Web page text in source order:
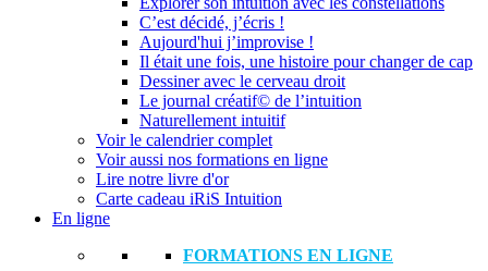
C’est décidé, j’écris !
Aujourd'hui j’improvise !
Il était une fois, une histoire pour changer de cap
Dessiner avec le cerveau droit
Le journal créatif© de l’intuition
Naturellement intuitif
Voir le calendrier complet
Voir aussi nos formations en ligne
Lire notre livre d'or
Carte cadeau iRiS Intuition
En ligne
FORMATIONS EN LIGNE